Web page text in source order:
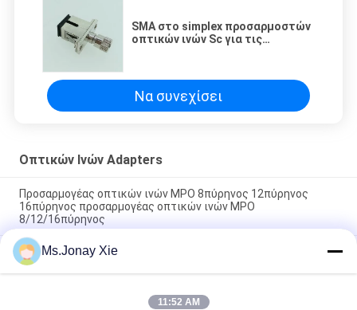
SMA στο simplex προσαρμοστών
οπτικών ινών Sc για τις
Να συνεχίσει
Οπτικών Ινών Adapters
Προσαρμογέας οπτικών ινών MPO 8πύρηνος 12πύρηνος
16πύρηνος προσαρμογέας οπτικών ινών MPO
8/12/16πύρηνος
Διορθωτής οπτικών ινών LC/UPC σε LC/APC Μοναδικός
τρόπος Simplex LC/APC-LC/UPC Διορθωτής οπτικών ινών
SM SX
Ms.Jonay Xie
11:52 AM